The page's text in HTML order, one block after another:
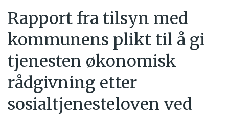
Rapport fra tilsyn med
kommunens plikt til å gi
tjenesten økonomisk
rådgivning etter
sosialtjenesteloven ved